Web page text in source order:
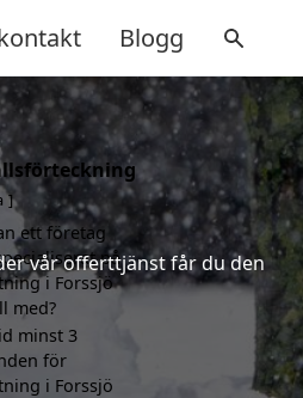
Blogg
vår offerttjänst får du den
ett företag
på
i Forssjö
med?
minst 3
för
i Forssjö